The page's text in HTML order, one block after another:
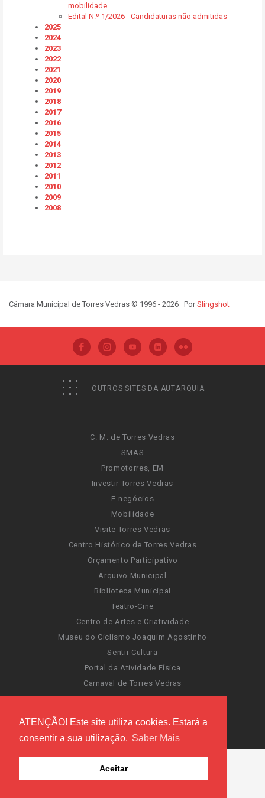
ATENÇÃO! Este site utiliza cookies. Estará a
consentir a sua utilização. Saber Mais
Aceitar
mobilidade
Edital N.º 1/2026 - Candidaturas não admitidas
2025
2024
2023
2022
2021
2020
2019
2018
2017
2016
2015
2014
2013
2012
2011
2010
2009
2008
Câmara Municipal de Torres Vedras © 1996 - 2026 · PorSlingshot
OUTROS SITES DA AUTARQUIA
C. M. de Torres Vedras
SMAS
Promotorres, EM
Investir Torres Vedras
E-negócios
Mobilidade
Visite Torres Vedras
Centro Histórico de Torres Vedras
Orçamento Participativo
Arquivo Municipal
Biblioteca Municipal
Teatro-Cine
Centro de Artes e Criatividade
Museu do Ciclismo Joaquim Agostinho
Sentir Cultura
Portal da Atividade Física
Carnaval de Torres Vedras
Santa Cruz Ocean Spirit